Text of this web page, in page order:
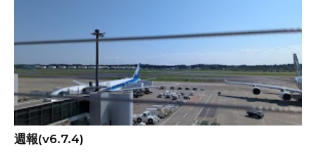
週報(v6.7.4)